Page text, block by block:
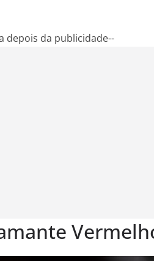
depois da publicidade--